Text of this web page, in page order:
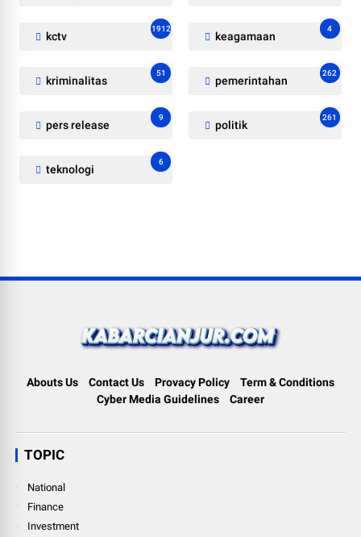
kctv
1912
keagamaan
4
kriminalitas
51
pemerintahan
262
pers release
9
politik
261
teknologi
6
Abouts Us Contact Us Provacy Policy
Term & Conditions
Cyber Media Guidelines
Career
TOPIC
National
Finance
Investment